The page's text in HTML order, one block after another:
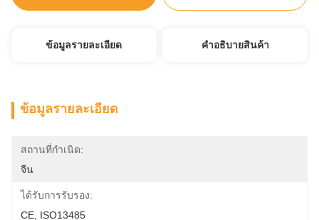
ข้อมูลรายละเอียด คําอธิบายสินค้า
ข้อมูลรายละเอียด
สถานที่กำเนิด:
จีน
ได้รับการรับรอง:
CE, ISO13485